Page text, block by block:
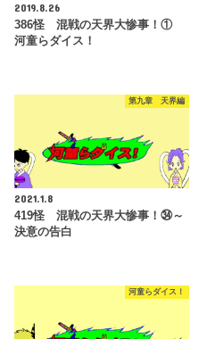
2019.8.26
386怪 混戦の天界大惨事！①
河童らダイス！
第九章 天界編
2021.1.8
419怪 混戦の天界大惨事！㉞～
決意の告白
河童らダイス！